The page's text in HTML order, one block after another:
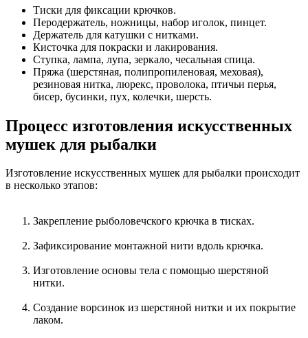
Тиски для фиксации крючков.
Перодержатель, ножницы, набор иголок, пинцет.
Держатель для катушки с нитками.
Кисточка для покраски и лакирования.
Ступка, лампа, лупа, зеркало, чесальная спица.
Пряжа (шерстяная, полипропиленовая, меховая),
резиновая нитка, люрекс, проволока, птичьи перья,
бисер, бусинки, пух, колечки, шерсть.
Процесс изготовления искусственных
мушек для рыбалки
Изготовление искусственных мушек для рыбалки происходит
в несколько этапов:
Закрепление рыболовечского крючка в тисках.
Зафиксирование монтажной нити вдоль крючка.
Изготовление основы тела с помощью шерстяной
нитки.
Создание ворсинок из шерстяной нитки и их покрытие
лаком.